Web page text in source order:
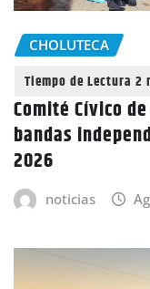
CHOLUTECA
Comité Cívico
bandas
2026
noticias